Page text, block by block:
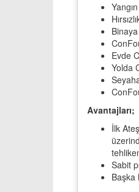
Binaya
Evde
Yolda
Avantajları;
İlk
Sabit
Başka